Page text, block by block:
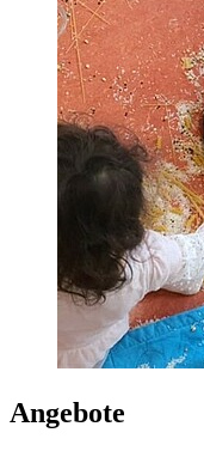
Angebote